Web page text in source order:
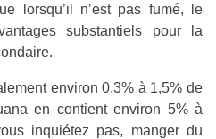
lorsqu’il n’est pas fumé, le
substantiels pour la
environ 0,3% à 1,5% de
en contient environ 5% à
inquiétez pas, manger du